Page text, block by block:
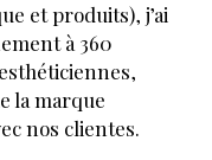
et produits), j’ai
à 360
la marque
nos clientes.